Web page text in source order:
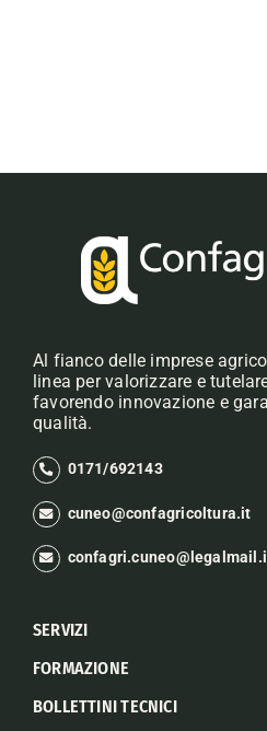
Al fianco delle imprese
linea per valorizzare e
favorendo innovazione e
qualità.
0171/692143
cuneo@confagricoltura.it
SERVIZI
FORMAZIONE
BOLLETTINI TECNICI